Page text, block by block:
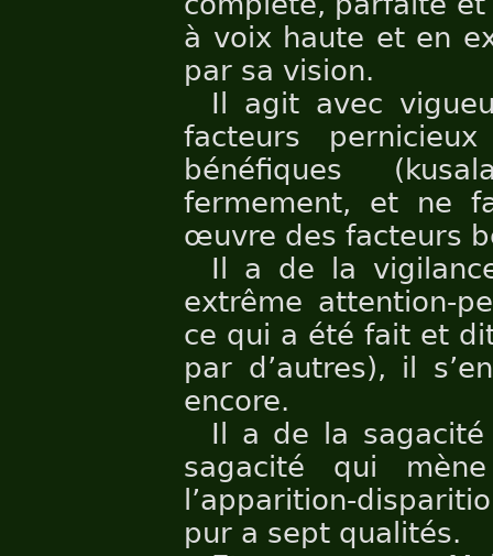
à voix haute et en
par sa vision.
Il agit avec
facteurs
bénéfiques
fermement, et ne
œuvre des facteurs
Il a de la
extrême attention-
ce qui a été fait et
par d’autres), il
encore.
Il a de la
sagacité qui
l’apparition-
pur a sept qualités.